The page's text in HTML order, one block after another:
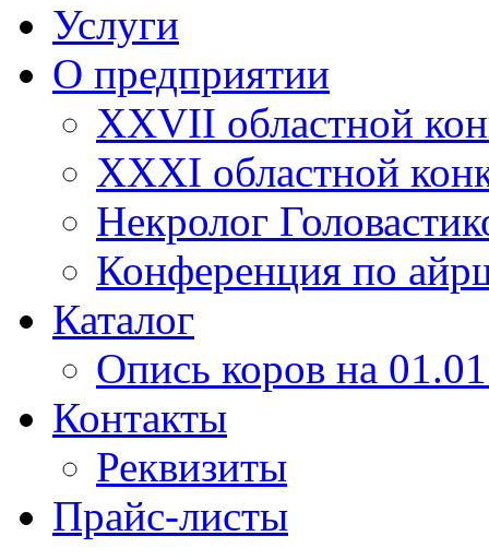
Услуги
О предприятии
XXVII областной
XXXI областной
Некролог
Конференция по
Каталог
Опись коров на
Контакты
Реквизиты
Прайс-листы